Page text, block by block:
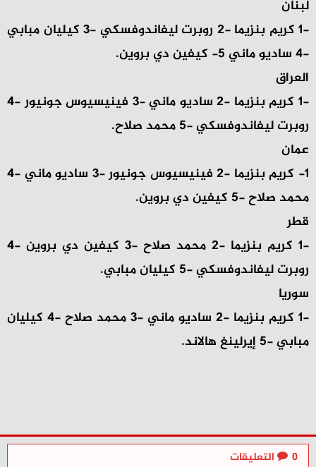
لبنان
-1 كريم بنزيما -2 روبرت ليفاندوفسكي -3 كيليان مبابي
-4 ساديو ماني 5- كيفين دي بروين.
العراق
-1 كريم بنزيما -2 ساديو ماني -3 فينيسيوس جونيور -4
روبرت ليفاندوفسكي -5 محمد صلاح.
عمان
1- كريم بنزيما -2 فينيسيوس جونيور -3 ساديو ماني -4
محمد صلاح -5 كيفين دي بروين.
قطر
-1 كريم بنزيما -2 محمد صلاح -3 كيفين دي بروين -4
روبرت ليفاندوفسكي -5 كيليان مبابي.
سوريا
-1 كريم بنزيما -2 ساديو ماني -3 محمد صلاح -4 كيليان
مبابي -5 إيرلينغ هالاند.
0 التعليقات